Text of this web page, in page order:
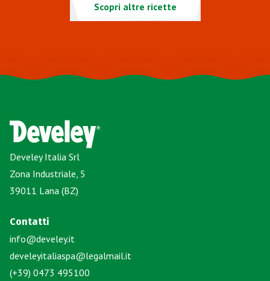
Scopri altre ricette
Develey Italia Srl
Zona Industriale, 5
39011 Lana (BZ)
Contatti
info@develey.it
develeyitaliaspa@legalmail.it
(+39) 0473 495100